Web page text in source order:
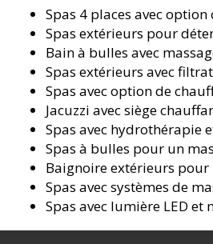
Spas 4 places avec
Spas extérieurs pour
Bain à bulles avec
Spas extérieurs avec
Spas avec option de
Jacuzzi avec siège
Spas avec hydrothérapie
Spas à bulles pour un
Baignoire extérieurs
Spas avec systèmes de
Spas avec lumière LED et